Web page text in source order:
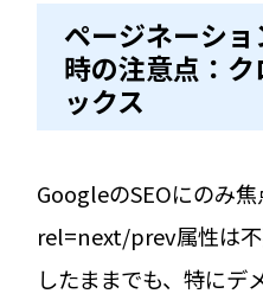
ページネーシ
時の注意点：
ックス
GoogleのSEOにのみ焦
rel=next/prev属性は
したままでも、特にデ